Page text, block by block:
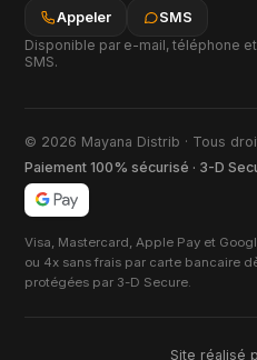
Appeler
SMS
Disponible par e-mail, téléphone et
SMS.
© 2026 Mayana Distrib · Tous
Paiement 100% sécurisé · 3-D
Visa, Mastercard, Apple Pay et
ou 4x sans frais par carte bancaire
protégées par 3-D Secure.
Site réalisé